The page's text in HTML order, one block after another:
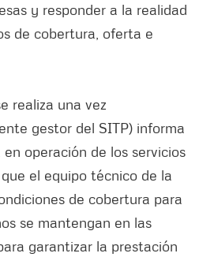
y responder a la realidad
de cobertura, oferta e
realiza una vez
gestor del SITP) informa
operación de los servicios
el equipo técnico de la
de cobertura para
se mantengan en las
garantizar la prestación